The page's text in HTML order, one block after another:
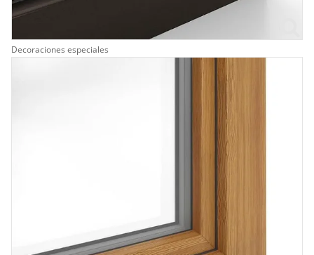
Decoraciones especiales